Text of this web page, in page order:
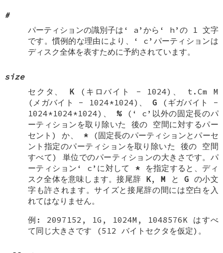
#
パーティションの識別子は‘ a ’から‘ h ’の 1 文字
です。慣例的な理由により、‘ c ’パーティションは
ディスク全体を表すために予約されています。
size
セクタ、 K (キロバイト - 1024)、 t.Cm M
(メガバイト - 1024*1024)、 G (ギガバイト -
1024*1024*1024)、 %(‘ c ’以外の固定長のパ
ーティションを取り除いた後の 空間に対するパー
セント) か、 *(固定長のパーティションとパーセ
ント指定のパーティションを取り除いた 後の 空間
すべて) 単位でのパーティションの大きさです。パ
ーティション‘ c ’に対して * を指定すると、ディ
スク全体を意味します。接尾辞 K,M とG の小文
字も許されます。サイズと接尾辞の間には空白を入
れてはなりません。
例: 2097152, 1G, 1024M, 1048576K はすべ
て同じ大きさです (512 バイトセクタを仮定)。